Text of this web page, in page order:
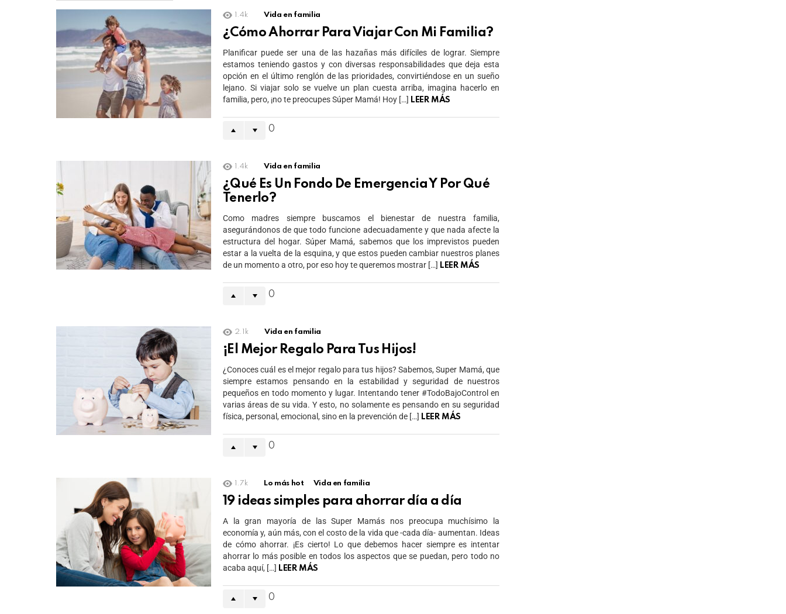
1.4k Vida en familia
¿Cómo Ahorrar Para Viajar Con Mi Familia?
Planificar puede ser una de las hazañas más difíciles de lograr. Siempre
estamos teniendo gastos y con diversas responsabilidades que deja esta
opción en el último renglón de las prioridades, convirtiéndose en un sueño
lejano. Si viajar solo se vuelve un plan cuesta arriba, imagina hacerlo en
familia, pero, ¡no te preocupes Súper Mamá! Hoy […] LEER MÁS
0
1.4k Vida en familia
¿Qué Es Un Fondo De Emergencia Y Por Qué
Tenerlo?
Como madres siempre buscamos el bienestar de nuestra familia,
asegurándonos de que todo funcione adecuadamente y que nada afecte la
estructura del hogar. Súper Mamá, sabemos que los imprevistos pueden
estar a la vuelta de la esquina, y que estos pueden cambiar nuestros planes
de un momento a otro, por eso hoy te queremos mostrar […] LEER MÁS
0
2.1k Vida en familia
¡El Mejor Regalo Para Tus Hijos!
¿Conoces cuál es el mejor regalo para tus hijos? Sabemos, Super Mamá, que
siempre estamos pensando en la estabilidad y seguridad de nuestros
pequeños en todo momento y lugar. Intentando tener #TodoBajoControl en
varias áreas de su vida. Y esto, no solamente es pensando en su seguridad
física, personal, emocional, sino en la prevención de […] LEER MÁS
0
1.7k Lo más hot Vida en familia
19 ideas simples para ahorrar día a día
A la gran mayoría de las Super Mamás nos preocupa muchísimo la
economía y, aún más, con el costo de la vida que -cada día- aumentan. Ideas
de cómo ahorrar. ¡Es cierto! Lo que debemos hacer siempre es intentar
ahorrar lo más posible en todos los aspectos que se puedan, pero todo no
acaba aquí, […] LEER MÁS
0